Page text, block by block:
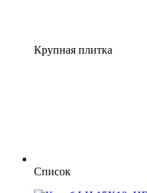
Крупная плитка
Список